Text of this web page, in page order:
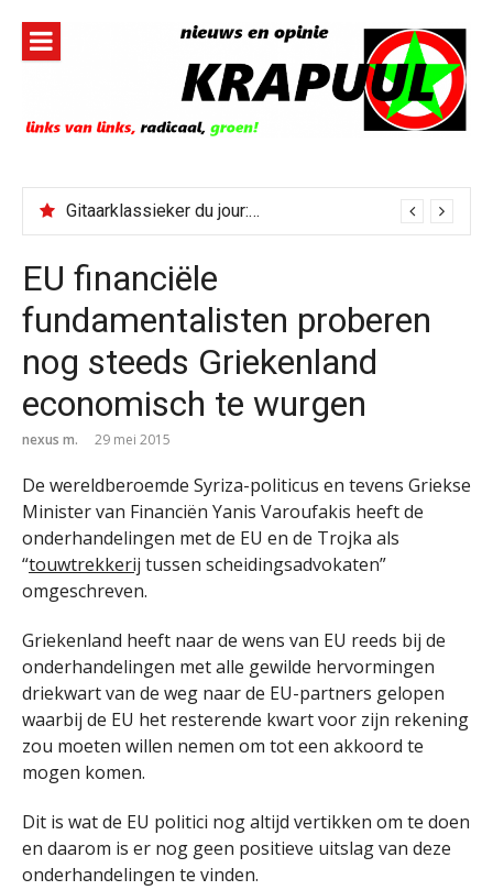
inhoud
Gitaarklassieker du jour: Paris, Texas/Cold Was The Night, Hard Was The Ground
EU financiële
fundamentalisten proberen
nog steeds Griekenland
economisch te wurgen
nexus m. 29 mei 2015
De wereldberoemde Syriza-politicus en tevens Griekse
Minister van Financiën Yanis Varoufakis heeft de
onderhandelingen met de EU en de Trojka als
“touwtrekkerij tussen scheidingsadvokaten”
omgeschreven.
Griekenland heeft naar de wens van EU reeds bij de
onderhandelingen met alle gewilde hervormingen
driekwart van de weg naar de EU-partners gelopen
waarbij de EU het resterende kwart voor zijn rekening
zou moeten willen nemen om tot een akkoord te
mogen komen.
Dit is wat de EU politici nog altijd vertikken om te doen
en daarom is er nog geen positieve uitslag van deze
onderhandelingen te vinden.